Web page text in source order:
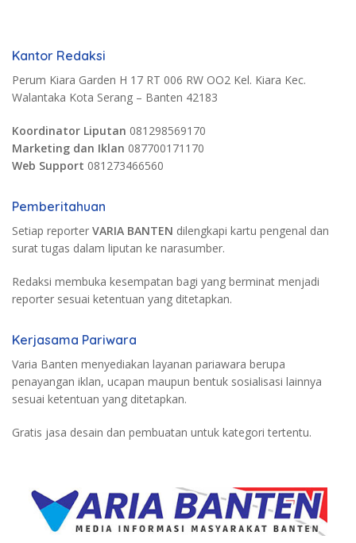
Kantor Redaksi
Perum Kiara Garden H 17 RT 006 RW OO2 Kel. Kiara Kec.
Walantaka Kota Serang – Banten 42183
Koordinator Liputan 081298569170
Marketing dan Iklan 087700171170
Web Support 081273466560
Pemberitahuan
Setiap reporter VARIA BANTEN dilengkapi kartu pengenal dan
surat tugas dalam liputan ke narasumber.
Redaksi membuka kesempatan bagi yang berminat menjadi
reporter sesuai ketentuan yang ditetapkan.
Kerjasama Pariwara
Varia Banten menyediakan layanan pariawara berupa
penayangan iklan, ucapan maupun bentuk sosialisasi lainnya
sesuai ketentuan yang ditetapkan.
Gratis jasa desain dan pembuatan untuk kategori tertentu.